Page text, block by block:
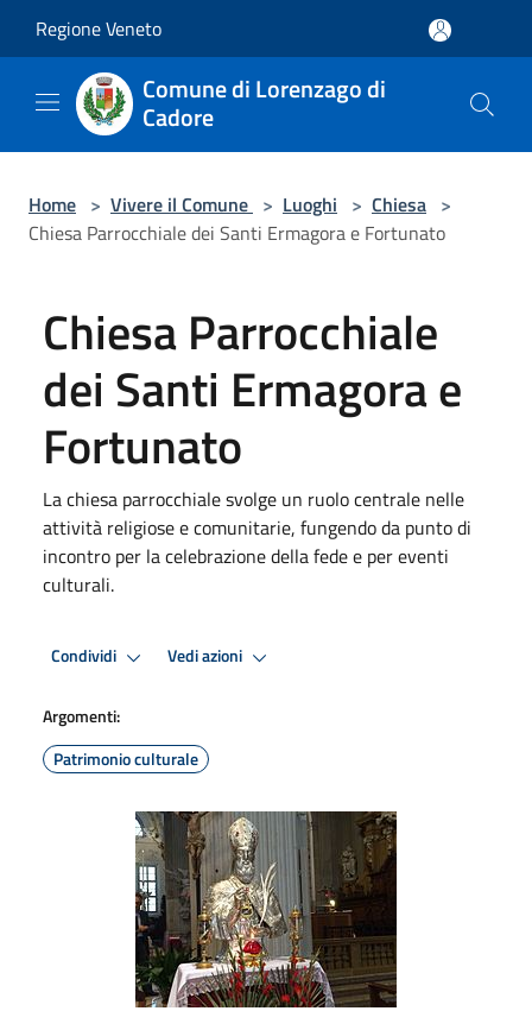
Regione Veneto
Comune di Lorenzago di
Cadore
Home > Vivere il Comune > Luoghi > Chiesa >
Chiesa Parrocchiale dei Santi Ermagora e Fortunato
Chiesa Parrocchiale
dei Santi Ermagora e
Fortunato
La chiesa parrocchiale svolge un ruolo centrale nelle
attività religiose e comunitarie, fungendo da punto di
incontro per la celebrazione della fede e per eventi
culturali.
Condividi Vedi azioni
Argomenti:
Patrimonio culturale